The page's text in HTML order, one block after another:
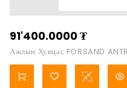
91'400.0000₮
Ажлын Хувцас FORSAND